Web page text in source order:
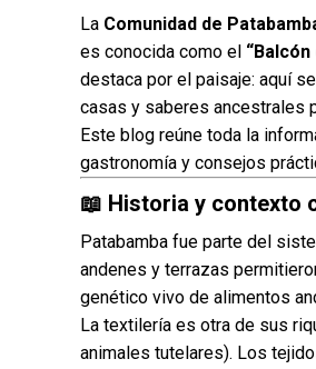
La Comunidad de
es conocida como el
destaca por el paisaje: aquí
casas y saberes ancestrales
Este blog reúne toda la
gastronomía y consejos
📖 Historia y contexto
Patabamba fue parte del
andenes y terrazas
genético vivo de alimentos
La textilería es otra de sus
animales tutelares). Los